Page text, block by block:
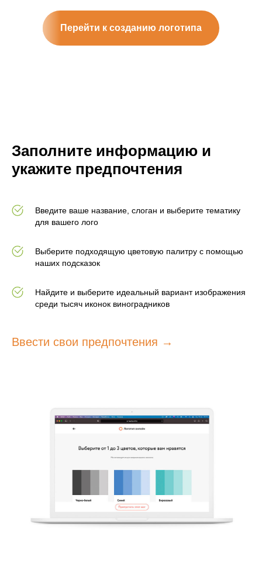
Перейти к созданию логотипа
Заполните информацию и
укажите предпочтения
Введите ваше название, слоган и выберите тематику
для вашего лого
Выберите подходящую цветовую палитру с помощью
наших подсказок
Найдите и выберите идеальный вариант изображения
среди тысяч иконок виноградников
Ввести свои предпочтения